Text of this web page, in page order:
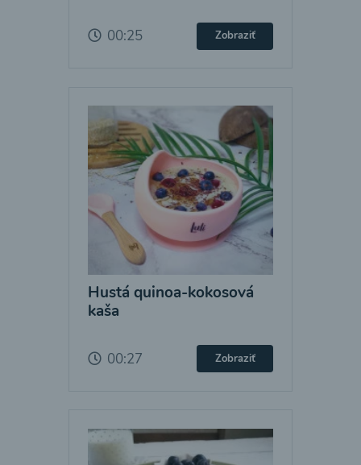
00:25 Zobraziť
Hustá quinoa-kokosová
kaša
00:27 Zobraziť